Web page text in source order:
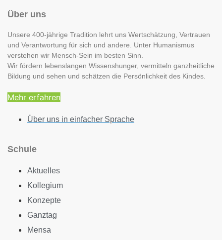
Über uns
Unsere 400-jährige Tradition lehrt uns Wertschätzung, Vertrauen
und Verantwortung für sich und andere. Unter Humanismus
verstehen wir Mensch-Sein im besten Sinn.
Wir fördern lebenslangen Wissenshunger, vermitteln ganzheitliche
Bildung und sehen und schätzen die Persönlichkeit des Kindes.
Mehr erfahren
Über uns in einfacher Sprache
Schule
Aktuelles
Kollegium
Konzepte
Ganztag
Mensa